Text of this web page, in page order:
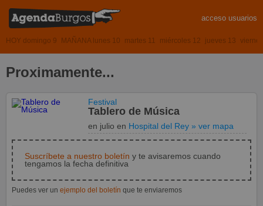
acceso usuarios
HOY domingo 9 MAÑANA lunes 10 martes 11 miércoles 12 jueves 13
Proximamente...
Festival
Tablero de Música
en julioen Hospital del Rey » ver mapa
Suscríbete a nuestro boletín y te avisaremos cuando
tengamos la fecha definitiva
Puedes ver un ejemplo del boletín que te enviaremos